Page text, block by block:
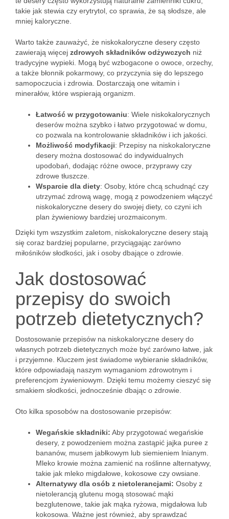
takie jak stewia czy erytrytol, co sprawia, że są słodsze, ale
mniej kaloryczne.
Warto także zauważyć, że niskokaloryczne desery często
zawierają więcej zdrowych składników odżywczych niż
tradycyjne wypieki. Mogą być wzbogacone o owoce, orzechy,
a także błonnik pokarmowy, co przyczynia się do lepszego
samopoczucia i zdrowia. Dostarczają one witamin i
minerałów, które wspierają organizm.
Łatwość w przygotowaniu: Wiele niskokalorycznych
deserów można szybko i łatwo przygotować w domu,
co pozwala na kontrolowanie składników i ich jakości.
Możliwość modyfikacji: Przepisy na niskokaloryczne
desery można dostosować do indywidualnych
upodobań, dodając różne owoce, przyprawy czy
zdrowe tłuszcze.
Wsparcie dla diety: Osoby, które chcą schudnąć czy
utrzymać zdrową wagę, mogą z powodzeniem włączyć
niskokaloryczne desery do swojej diety, co czyni ich
plan żywieniowy bardziej urozmaiconym.
Dzięki tym wszystkim zaletom, niskokaloryczne desery stają
się coraz bardziej popularne, przyciągając zarówno
miłośników słodkości, jak i osoby dbające o zdrowie.
Jak dostosować
przepisy do swoich
potrzeb dietetycznych?
Dostosowanie przepisów na niskokaloryczne desery do
własnych potrzeb dietetycznych może być zarówno łatwe, jak
i przyjemne. Kluczem jest świadome wybieranie składników,
które odpowiadają naszym wymaganiom zdrowotnym i
preferencjom żywieniowym. Dzięki temu możemy cieszyć się
smakiem słodkości, jednocześnie dbając o zdrowie.
Oto kilka sposobów na dostosowanie przepisów:
Wegańskie składniki: Aby przygotować wegańskie
desery, z powodzeniem można zastąpić jajka puree z
bananów, musem jabłkowym lub siemieniem lnianym.
Mleko krowie można zamienić na roślinne alternatywy,
takie jak mleko migdałowe, kokosowe czy owsiane.
Alternatywy dla osób z nietolerancjami: Osoby z
nietolerancją glutenu mogą stosować mąki
bezglutenowe, takie jak mąka ryżowa, migdałowa lub
kokosowa. Ważne jest również, aby sprawdzać